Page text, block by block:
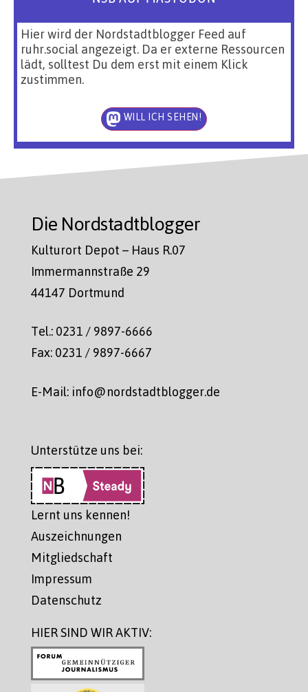
Hier wird der Nordstadtblogger Feed auf
ruhr.social angezeigt. Da er externe Ressourcen
lädt, solltest Du dem erst mit einem Klick
zustimmen.
WILL ICH SEHEN!
Die Nordstadtblogger
Kulturort Depot – Haus R.07
Immermannstraße 29
44147 Dortmund
Tel.: 0231 / 9897-6666
Fax: 0231 / 9897-6667
E-Mail: info@nordstadtblogger.de
Unterstütze uns bei:
Lernt uns kennen!
Auszeichnungen
Mitgliedschaft
Impressum
Datenschutz
HIER SIND WIR AKTIV: